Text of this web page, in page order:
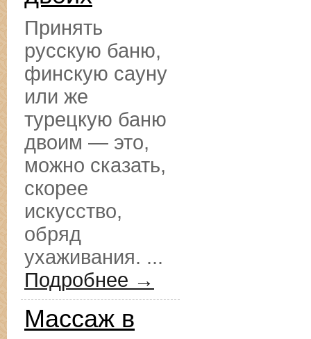
Принять
русскую баню,
финскую сауну
или же
турецкую баню
двоим — это,
можно сказать,
скорее
искусство,
обряд
ухаживания. ...
Подробнее →
Массаж в